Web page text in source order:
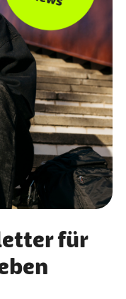
für